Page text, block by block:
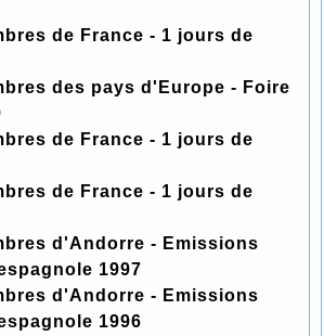
de France - 1 jours de
des pays d'Europe - Foire
de France - 1 jours de
de France - 1 jours de
d'Andorre - Emissions
1997
d'Andorre - Emissions
1996